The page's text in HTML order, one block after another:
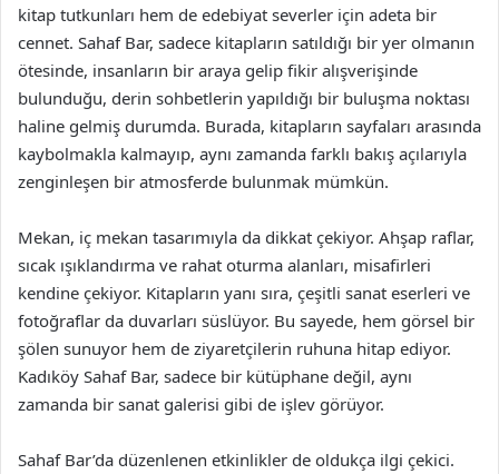
kitap tutkunları hem de edebiyat severler için adeta bir
cennet. Sahaf Bar, sadece kitapların satıldığı bir yer olmanın
ötesinde, insanların bir araya gelip fikir alışverişinde
bulunduğu, derin sohbetlerin yapıldığı bir buluşma noktası
haline gelmiş durumda. Burada, kitapların sayfaları arasında
kaybolmakla kalmayıp, aynı zamanda farklı bakış açılarıyla
zenginleşen bir atmosferde bulunmak mümkün.
Mekan, iç mekan tasarımıyla da dikkat çekiyor. Ahşap raflar,
sıcak ışıklandırma ve rahat oturma alanları, misafirleri
kendine çekiyor. Kitapların yanı sıra, çeşitli sanat eserleri ve
fotoğraflar da duvarları süslüyor. Bu sayede, hem görsel bir
şölen sunuyor hem de ziyaretçilerin ruhuna hitap ediyor.
Kadıköy Sahaf Bar, sadece bir kütüphane değil, aynı
zamanda bir sanat galerisi gibi de işlev görüyor.
Sahaf Bar’da düzenlenen etkinlikler de oldukça ilgi çekici.